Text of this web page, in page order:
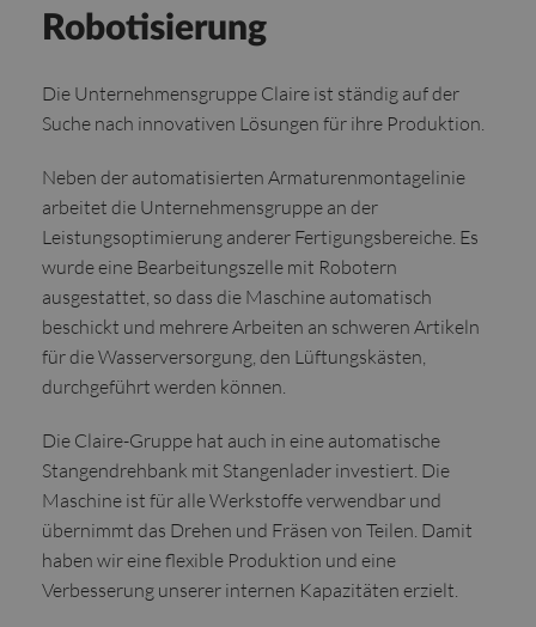
Robotisierung
Die Unternehmensgruppe Claire ist ständig auf der
Suche nach innovativen Lösungen für ihre Produktion.
Neben der automatisierten Armaturenmontagelinie
arbeitet die Unternehmensgruppe an der
Leistungsoptimierung anderer Fertigungsbereiche. Es
wurde eine Bearbeitungszelle mit Robotern
ausgestattet, so dass die Maschine automatisch
beschickt und mehrere Arbeiten an schweren Artikeln
für die Wasserversorgung, den Lüftungskästen,
durchgeführt werden können.
Die Claire-Gruppe hat auch in eine automatische
Stangendrehbank mit Stangenlader investiert. Die
Maschine ist für alle Werkstoffe verwendbar und
übernimmt das Drehen und Fräsen von Teilen. Damit
haben wir eine flexible Produktion und eine
Verbesserung unserer internen Kapazitäten erzielt.